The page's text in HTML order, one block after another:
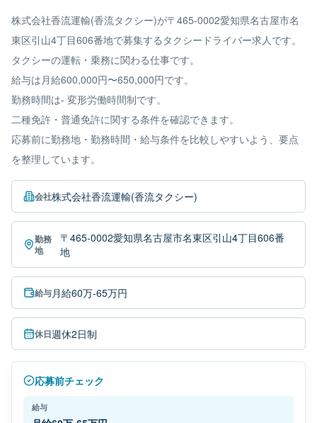
株式会社香流運輸(香流タクシー)が〒465-0002愛知県名古屋市名
東区引山4丁目606番地で募集するタクシードライバー求人です。
タクシーの運転・乗務に関わる仕事です。
給与は月給600,000円〜650,000円です。
勤務時間は- 変形労働時間制です。
二種免許・普通免許に関する条件を確認できます。
応募前に勤務地・勤務時間・給与条件を比較しやすいよう、要点
を整理しています。
会社株式会社香流運輸(香流タクシー)
勤務
地
〒465-0002愛知県名古屋市名東区引山4丁目606番
地
給与月給60万-65万円
休日週休2日制
応募前チェック
給与